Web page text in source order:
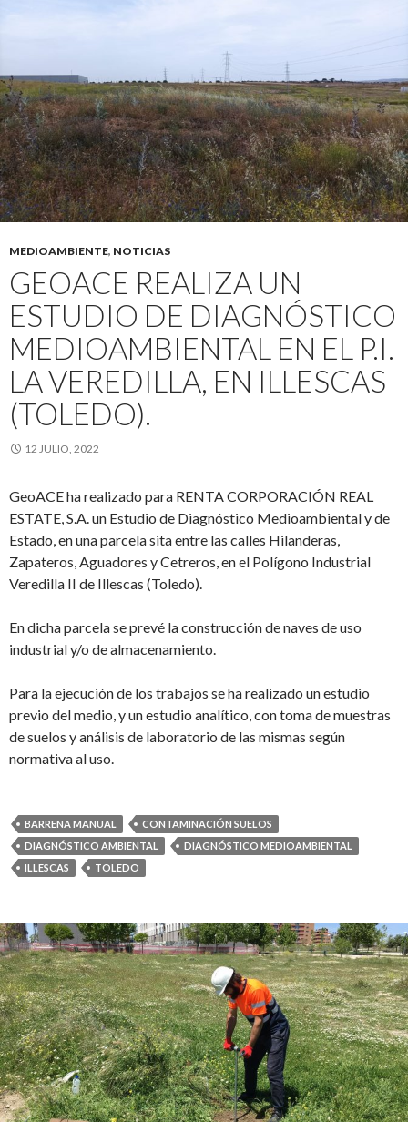
MEDIOAMBIENTE, NOTICIAS
GEOACE REALIZA UN
ESTUDIO DE DIAGNÓSTICO
MEDIOAMBIENTAL EN EL P.I.
LA VEREDILLA, EN ILLESCAS
(TOLEDO).
12 JULIO, 2022
GeoACE ha realizado para RENTA CORPORACIÓN REAL
ESTATE, S.A. un Estudio de Diagnóstico Medioambiental y de
Estado, en una parcela sita entre las calles Hilanderas,
Zapateros, Aguadores y Cetreros, en el Polígono Industrial
Veredilla II de Illescas (Toledo).
En dicha parcela se prevé la construcción de naves de uso
industrial y/o de almacenamiento.
Para la ejecución de los trabajos se ha realizado un estudio
previo del medio, y un estudio analítico, con toma de muestras
de suelos y análisis de laboratorio de las mismas según
normativa al uso.
BARRENA MANUAL
CONTAMINACIÓN SUELOS
DIAGNÓSTICO AMBIENTAL
DIAGNÓSTICO MEDIOAMBIENTAL
ILLESCAS
TOLEDO